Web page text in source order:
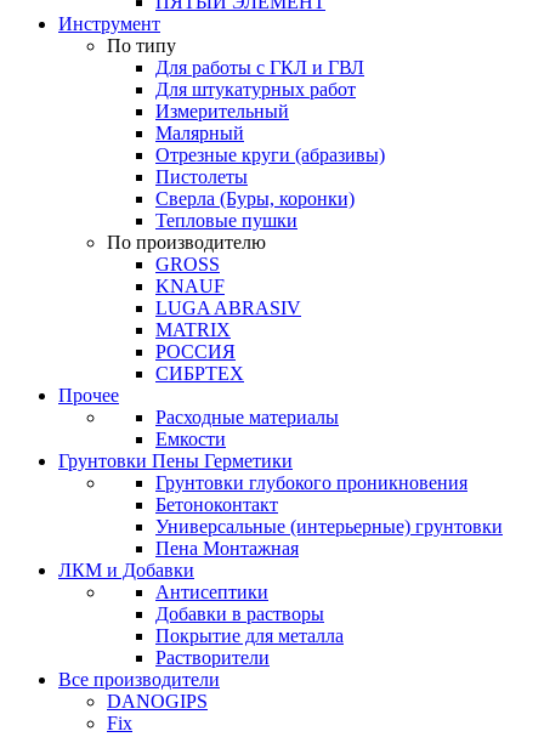
Инструмент
По типу
Для работы с ГКЛ и ГВЛ
Для штукатурных работ
Измерительный
Малярный
Отрезные круги (абразивы)
Пистолеты
Сверла (Буры, коронки)
Тепловые пушки
По производителю
GROSS
KNAUF
LUGA ABRASIV
MATRIX
РОССИЯ
СИБРТЕХ
Прочее
Расходные материалы
Емкости
Грунтовки Пены Герметики
Грунтовки глубокого проникновения
Бетоноконтакт
Универсальные (интерьерные) грунтовки
Пена Монтажная
ЛКМ и Добавки
Антисептики
Добавки в растворы
Покрытие для металла
Растворители
Все производители
DANOGIPS
Fix